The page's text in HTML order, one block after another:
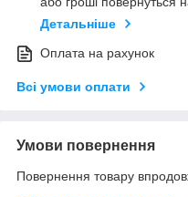
Детальніше
Оплата на рахунок
Всі умови оплати
Умови повернення
Повернення товару